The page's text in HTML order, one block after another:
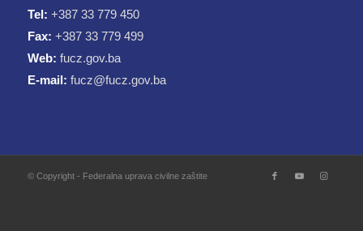
Tel: +387 33 779 450
Fax: +387 33 779 499
Web: fucz.gov.ba
E-mail: fucz@fucz.gov.ba
© Copyright - Federalna uprava civilne zaštite